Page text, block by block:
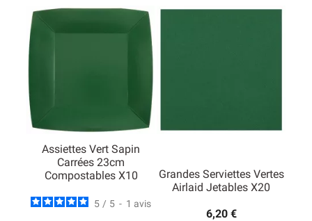
Assiettes Vert Sapin
Carrées 23cm
Compostables X10
5 / 5 - 1 avis
Grandes Serviettes Vertes
Airlaid Jetables X20
6,20 €